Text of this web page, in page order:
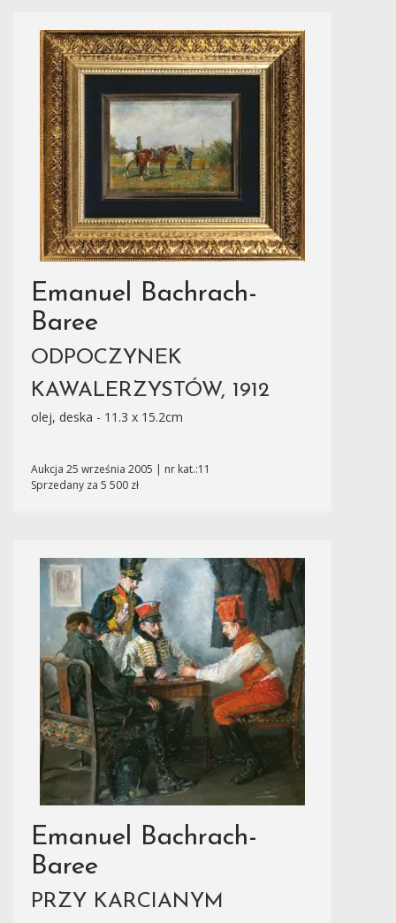
Emanuel Bachrach-
Baree
ODPOCZYNEK
KAWALERZYSTÓW, 1912
olej, deska - 11.3 x 15.2cm
Aukcja 25 września 2005 | nr kat.:11
Sprzedany za 5 500 zł
Emanuel Bachrach-
Baree
PRZY KARCIANYM